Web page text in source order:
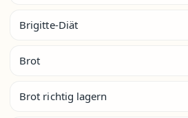
Brigitte-Diät
Brot
Brot richtig lagern